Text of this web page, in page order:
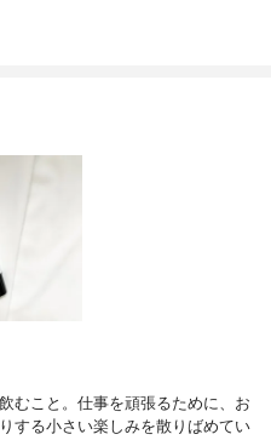
むこと。仕事を頑張るために、お
する小さい楽しみを散りばめてい